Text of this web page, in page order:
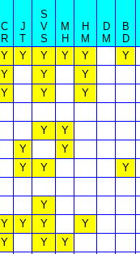
C
R
J
T
S
V
S
M
H
H
M
D
M
B
D
Y Y Y Y Y Y
Y Y Y
Y Y Y
Y Y
Y Y
Y Y Y
Y
Y Y Y Y
Y Y Y